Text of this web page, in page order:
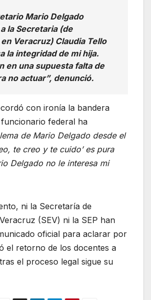
Mario Delgado
la Secretaria (de
Veracruz) Claudia Tello
la integridad de mi hija.
en una supuesta falta de
no actuar”, denunció.
con ironía la bandera
federal ha
lema de Mario Delgado desde el
te creo y te cuido’ es pura
Delgado no le interesa mi
ni la Secretaría de
(SEV) ni la SEP han
oficial para aclarar por
el retorno de los docentes a
el proceso legal sigue su